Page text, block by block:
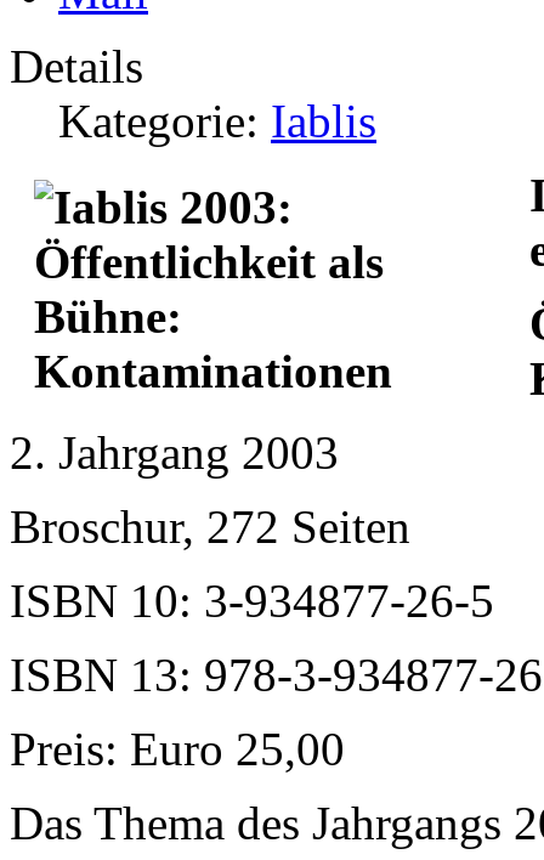
Details
Kategorie: Iablis
2. Jahrgang 2003
Broschur, 272 Seiten
ISBN 10: 3-934877-26-5
ISBN 13: 978-3-934877-
Preis: Euro 25,00
Das Thema des